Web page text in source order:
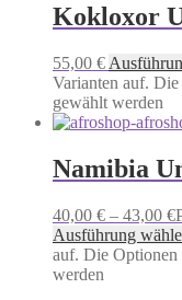
Kokloxor
55,00 €
Varianten auf.
gewählt werden
Namibia
40,00 € – 43,00 €
Ausführung
auf. Die Optionen
werden